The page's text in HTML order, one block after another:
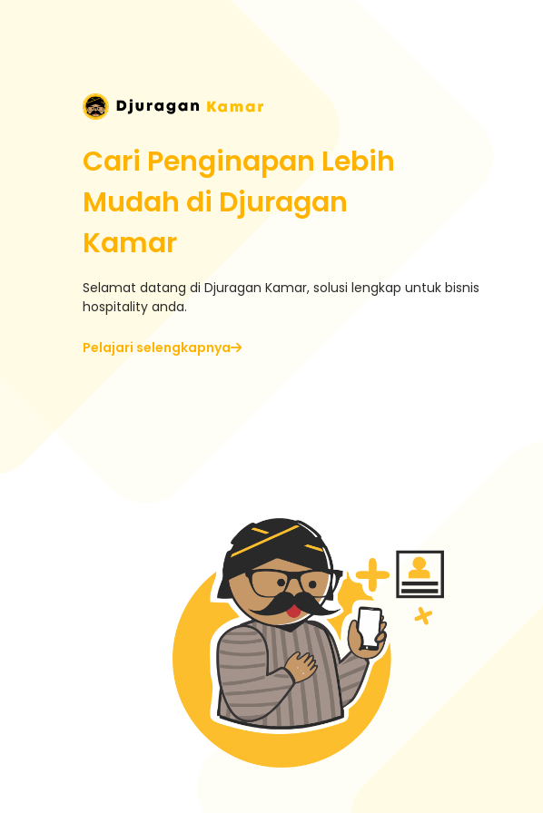
Cari Penginapan Lebih
Mudah di Djuragan
Kamar
Selamat datang di Djuragan Kamar, solusi lengkap untuk bisnis
hospitality anda.
Pelajari selengkapnya